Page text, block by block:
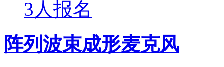
3人报名
阵列波束成形麦克风